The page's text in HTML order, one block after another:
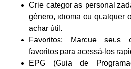
Crie categorias
gênero, idioma ou qualquer
achar útil.
Favoritos: Marque seus
favoritos para acessá-los
EPG (Guia de